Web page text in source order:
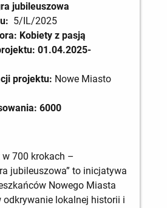
jubileuszowa
5/IL/2025
Kobiety z pasją
01.04.2025-
projektu: Nowe Miasto
6000
w 700 krokach –
jubileuszowa” to inicjatywa
Nowego Miasta
odkrywanie lokalnej historii i